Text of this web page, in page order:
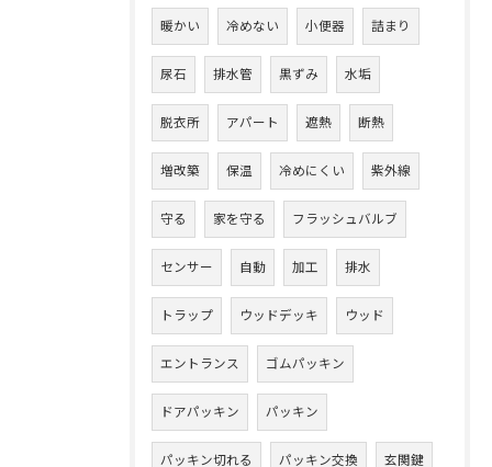
暖かい 冷めない 小便器 詰まり
尿石 排水管 黒ずみ 水垢
脱衣所 アパート 遮熱 断熱
増改築 保温 冷めにくい 紫外線
守る 家を守る フラッシュバルブ
センサー 自動 加工 排水
トラップ ウッドデッキ ウッド
エントランス ゴムパッキン
ドアパッキン パッキン
パッキン切れる パッキン交換 玄関鍵